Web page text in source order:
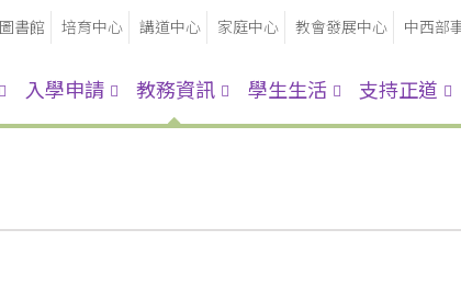
圖書館 培育中心 講道中心 家庭中心 教會發展中心 中西部
入學申請 教務資訊 學生生活 支持正道